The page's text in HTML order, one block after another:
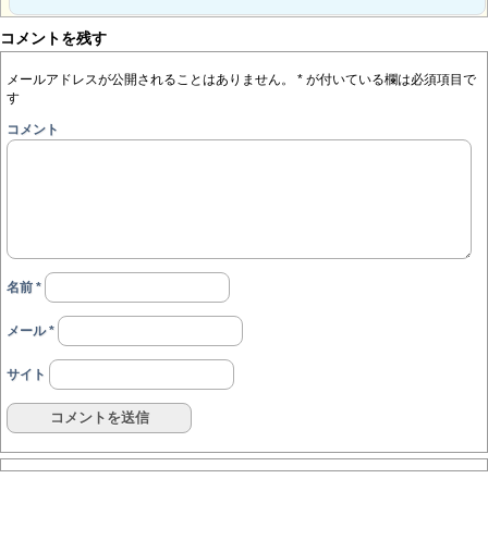
コメントを残す
メールアドレスが公開されることはありません。 * が付いている欄は必須項目で
す
コメント
名前 *
メール*
サイト